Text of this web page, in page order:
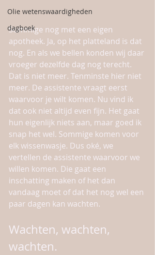
Olie wetenswaardigheden
dagboek
Sommige nog met een eigen
apotheek. Ja, op het platteland is dat
nog. En als we bellen konden wij daar
vroeger dezelfde dag nog terecht.
Dat is niet meer. Tenminste hier niet
meer. De assistente vraagt eerst
waarvoor je wilt komen. Nu vind ik
dat ook niet altijd even fijn. Het gaat
hun eigenlijk niets aan, maar goed ik
snap het wel. Sommige komen voor
elk wissenwasje. Dus oké, we
vertellen de assistente waarvoor we
willen komen. Die gaat een
inschatting maken of het dan
vandaag moet of dat het nog wel een
paar dagen kan wachten.
Wachten, wachten,
wachten.